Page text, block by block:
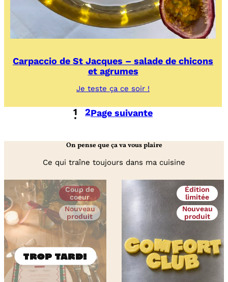
Carpaccio de St Jacques – salade de chicons
et agrumes
Je teste ça ce soir !
de
St
salade
chicons
agrumes
1 2Page suivante
On pense que ça va vous plaire
Ce qui traîne toujours dans ma cuisine
Coup de
coeur
Nouveau
produit
Édition
limitée
Nouveau
produit